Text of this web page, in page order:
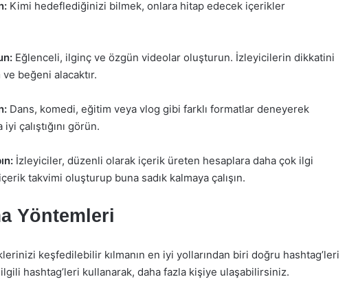
Kimi hedeflediğinizi bilmek, onlara hitap edecek içerikler
Eğlenceli, ilginç ve özgün videolar oluşturun. İzleyicilerin dikkatini
beğeni alacaktır.
Dans, komedi, eğitim veya vlog gibi farklı formatlar deneyerek
çalıştığını görün.
İzleyiciler, düzenli olarak içerik üreten hesaplara daha çok ilgi
takvimi oluşturup buna sadık kalmaya çalışın.
Yöntemleri
keşfedilebilir kılmanın en iyi yollarından biri doğru hashtag’leri
hashtag’leri kullanarak, daha fazla kişiye ulaşabilirsiniz.